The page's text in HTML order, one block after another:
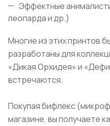
Эффектные
леопарда и др.)
Многие из этих принтов
разработаны для
«Дикая Орхидея» и
встречаются.
Покупая бифлекс
магазине, вы получаете